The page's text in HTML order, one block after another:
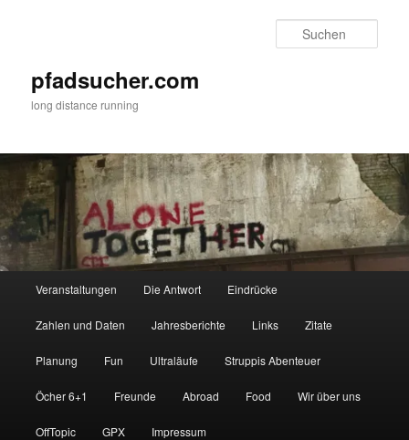
pfadsucher.com
long distance running
Veranstaltungen Die Antwort Eindrücke
Zahlen und Daten Jahresberichte Links Zitate
Planung Fun Ultraläufe Struppis Abenteuer
Öcher 6+1 Freunde Abroad Food Wir über uns
OffTopic GPX Impressum